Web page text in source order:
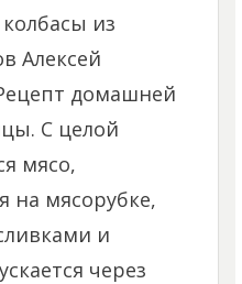
из
Алексей
домашней
С целой
мясо,
на мясорубке,
и
через